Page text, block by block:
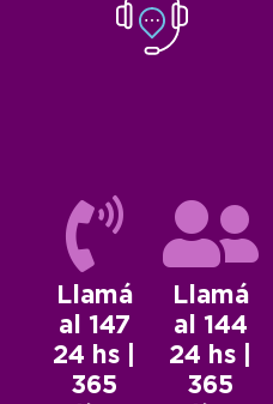
Llamá
al 147
24 hs |
365
Llamá
al 144
24 hs |
365